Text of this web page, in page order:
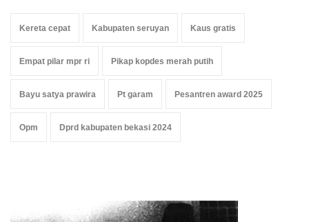
Kereta cepat Kabupaten seruyan Kaus gratis
Empat pilar mpr ri Pikap kopdes merah putih
Bayu satya prawira Pt garam Pesantren award 2025
Opm Dprd kabupaten bekasi 2024